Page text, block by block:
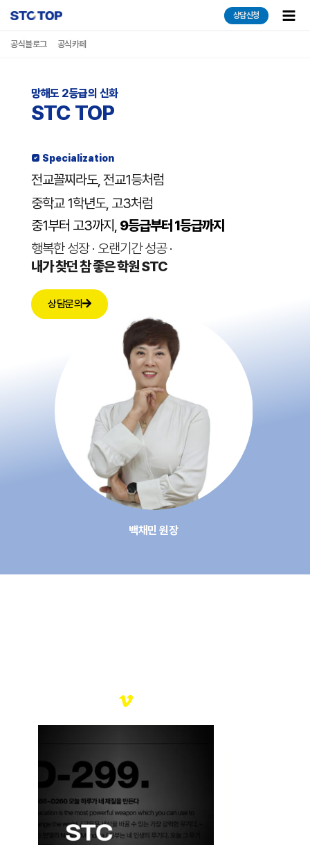
건너뛰기
상담신청
Main
공식블로그 공식카페
망해도 2등급의 신화
STC TOP
 Specialization
전교꼴찌라도, 전교1등처럼​
중학교 1학년도, 고3처럼​
중1부터 고3까지, 9등급부터 1등급까지
행복한 성장 · 오랜기간 성공 ·
내가 찾던 참 좋은 학원 STC
상담문의
백채민 원장